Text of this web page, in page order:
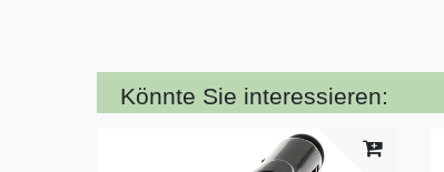
Könnte Sie interessieren: